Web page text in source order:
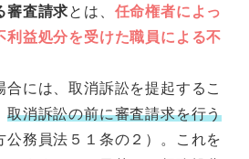
審査請求とは、 任命権者によっ
利益処分を受けた職員による不
には、取消訴訟を提起するこ
取消訴訟の前に審査請求を行う
公務員法５１条の２）。これを